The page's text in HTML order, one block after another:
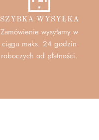
SZYBKA WYSYŁKA
Zamówienie wysyłamy w
ciągu maks. 24 godzin
roboczych od płatności.